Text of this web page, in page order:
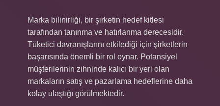
Marka bilinirliği, bir şirketin hedef kitlesi
tarafından tanınma ve hatırlanma derecesidir.
Tüketici davranışlarını etkilediği için şirketlerin
başarısında önemli bir rol oynar. Potansiyel
müşterilerinin zihninde kalıcı bir yeri olan
markaların satış ve pazarlama hedeflerine daha
kolay ulaştığı görülmektedir.